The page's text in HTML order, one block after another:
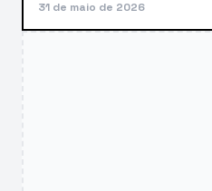
31 de maio de 2026